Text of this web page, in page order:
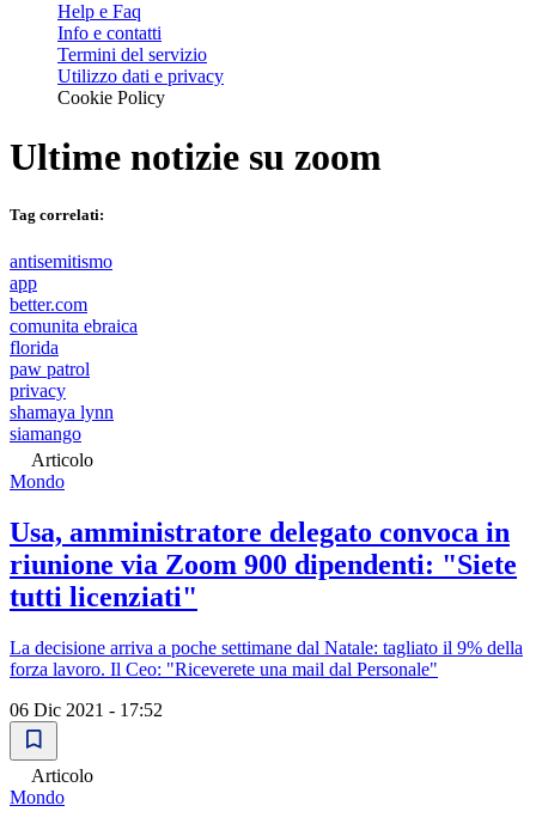
Help e Faq
Info e contatti
Termini del servizio
Utilizzo dati e privacy
Cookie Policy
Ultime notizie su zoom
Tag correlati:
antisemitismo
app
better.com
comunita ebraica
florida
paw patrol
privacy
shamaya lynn
siamango
Articolo
Mondo
Usa, amministratore delegato convoca in
riunione via Zoom 900 dipendenti: "Siete
tutti licenziati"
La decisione arriva a poche settimane dal Natale: tagliato il 9% della
forza lavoro. Il Ceo: "Riceverete una mail dal Personale"
06 Dic 2021 - 17:52
Articolo
Mondo